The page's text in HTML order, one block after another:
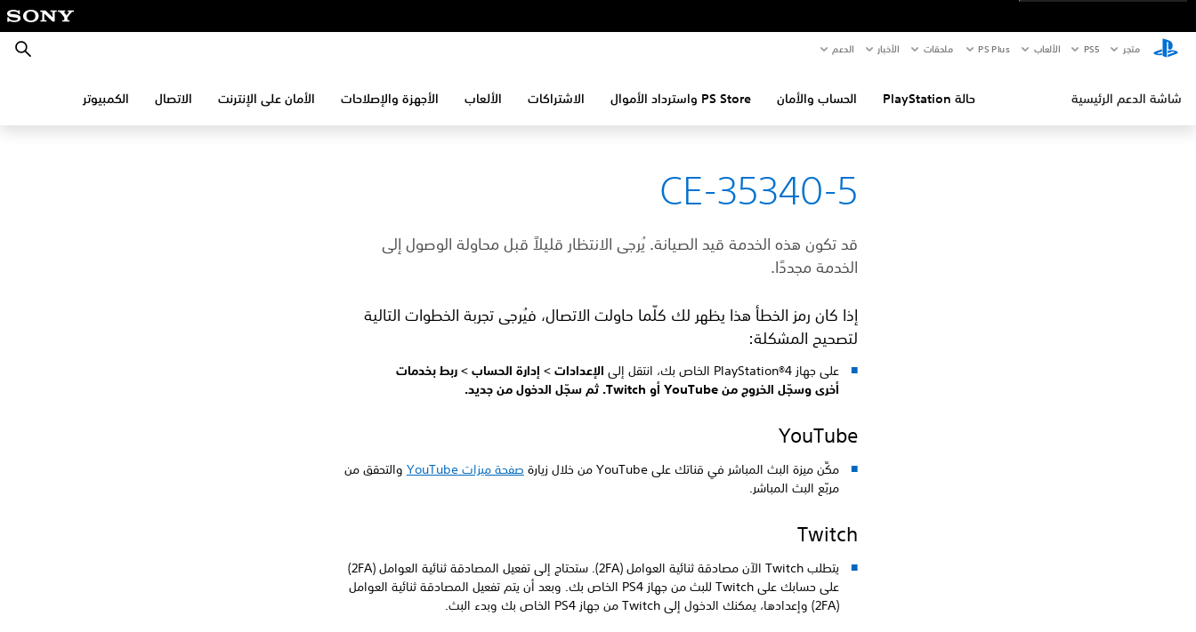
متجر PS5‏ الألعاب PS Plus ملحقات الأخبار الدعم بحث
شاشة الدعم الرئيسية حالة PlayStation الحساب والأمان PS Store واسترداد الأموال الاشتراكات الألعاب الأجهزة والإصلاحات الأمان على الإنترنت الاتصال الكمبيوتر
CE-35340-5
قد تكون هذه الخدمة قيد الصيانة. يُرجى الانتظار قليلاً قبل محاولة الوصول إلى
الخدمة مجددًا.
إذا كان رمز الخطأ هذا يظهر لك كلّما حاولت الاتصال، فيُرجى تجربة الخطوات التالية
لتصحيح المشكلة:
على جهاز PlayStation®4 الخاص بك، انتقل إلى الإعدادات > إدارة الحساب >ربط بخدمات
أخرى وسجّل الخروج من YouTube أو Twitch. ثم سجّل الدخول من جديد.
YouTube
مكِّن ميزة البث المباشر في قناتك على YouTube من خلال زيارة صفحة ميزات YouTube
والتحقق من
مربّع البث المباشر.
Twitch
يتطلب Twitch الآن مصادقة ثنائية العوامل (2FA). ستحتاج إلى تفعيل المصادقة ثنائية العوامل (2FA)
على حسابك على Twitch للبث من جهاز PS4 الخاص بك. وبعد أن يتم تفعيل المصادقة ثنائية العوامل
(2FA) وإعدادها، يمكنك الدخول إلى Twitch من جهاز PS4 الخاص بك وبدء البث.